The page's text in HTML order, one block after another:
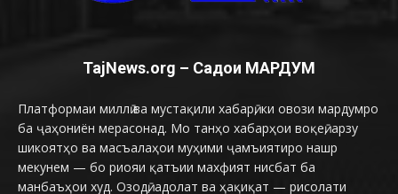
TajNews.org – Садои МАРДУМ
Платформаи миллӣ ва мустақили хабарӣ, ки овози мардумро
ба ҷаҳониён мерасонад. Мо танҳо хабарҳои воқеӣ, арзу
шикоятҳо ва масъалаҳои муҳими ҷамъиятиро нашр
мекунем — бо риояи қатъии махфият нисбат ба
манбаъҳои худ. Озодӣ, адолат ва ҳақиқат — рисолати